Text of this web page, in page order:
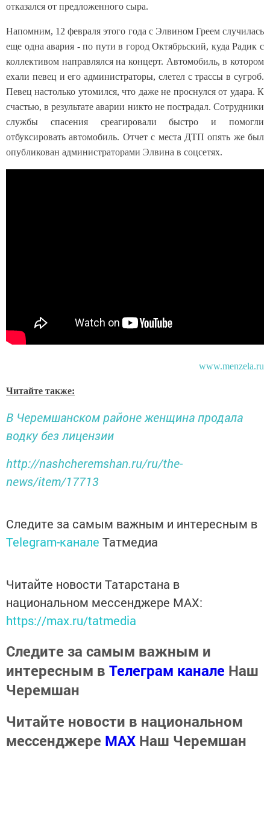
отказался от предложенного сыра.
Напомним, 12 февраля этого года с Элвином Греем случилась
еще одна авария - по пути в город Октябрьский, куда Радик с
коллективом направлялся на концерт. Автомобиль, в котором
ехали певец и его администраторы, слетел с трассы в сугроб.
Певец настолько утомился, что даже не проснулся от удара. К
счастью, в результате аварии никто не пострадал. Сотрудники
службы спасения среагировали быстро и помогли
отбуксировать автомобиль. Отчет с места ДТП опять же был
опубликован администраторами Элвина в соцсетях.
www.menzela.ru
Читайте также:
В Черемшанском районе женщина продала
водку без лицензии
http://nashcheremshan.ru/ru/the-
news/item/17713
Следите за самым важным и интересным в
Telegram-канале Татмедиа
Читайте новости Татарстана в
национальном мессенджере MАХ:
https://max.ru/tatmedia
Следите за самым важным и
интересным в Телеграм канале Наш
Черемшан
Читайте новости в национальном
мессенджере MАХ Наш Черемшан